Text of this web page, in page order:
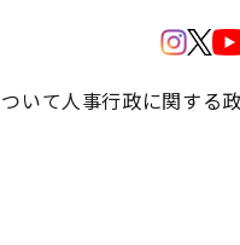
いて人事行政に関する